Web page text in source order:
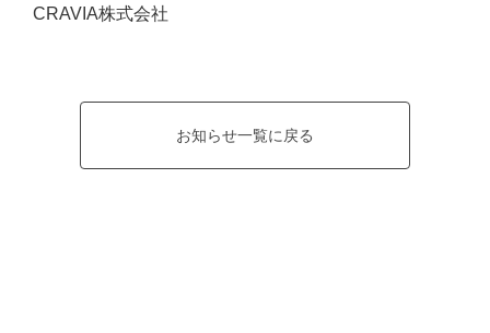
CRAVIA株式会社
お知らせ一覧に戻る